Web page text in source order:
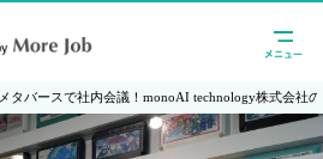
メタバースで社内会議！monoAI technology株式会社